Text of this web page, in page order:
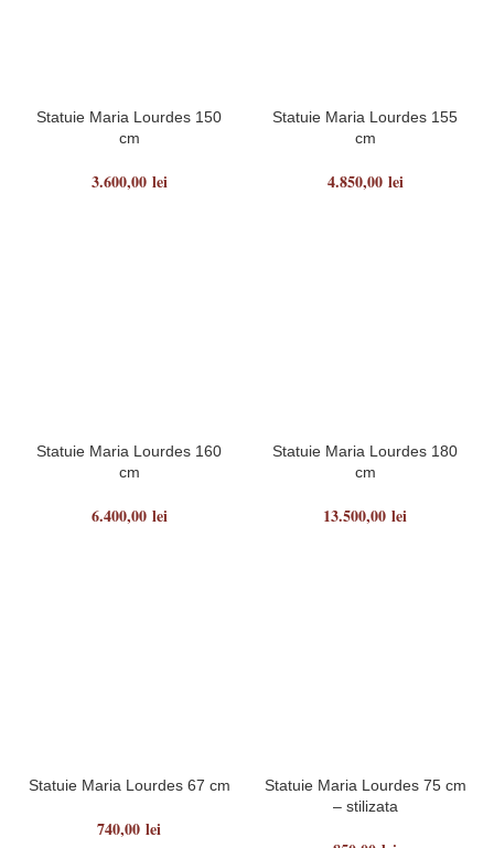
Statuie Maria Lourdes 150
cm
3.600,00 lei
Statuie Maria Lourdes 155
cm
4.850,00 lei
Statuie Maria Lourdes 160
cm
6.400,00 lei
Statuie Maria Lourdes 180
cm
13.500,00 lei
Statuie Maria Lourdes 67 cm
740,00 lei
Statuie Maria Lourdes 75 cm
– stilizata